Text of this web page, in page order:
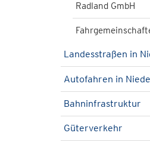
Radland GmbH
Landesstraßen in
Autofahren in
Bahninfrastruktur
Güterverkehr